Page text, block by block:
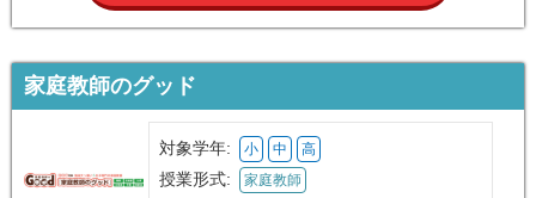
家庭教師のグッド
対象学年: 小 中 高
授業形式: 家庭教師